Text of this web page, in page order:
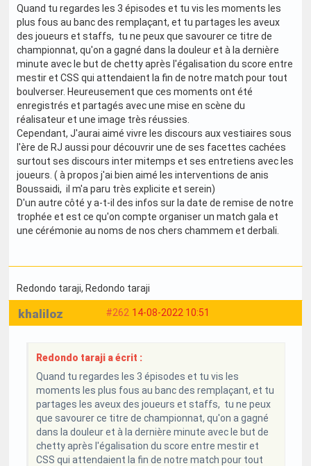
Quand tu regardes les 3 épisodes et tu vis les moments les
plus fous au banc des remplaçant, et tu partages les aveux
des joueurs et staffs, tu ne peux que savourer ce titre de
championnat, qu'on a gagné dans la douleur et à la dernière
minute avec le but de chetty après l'égalisation du score entre
mestir et CSS qui attendaient la fin de notre match pour tout
boulverser. Heureusement que ces moments ont été
enregistrés et partagés avec une mise en scène du
réalisateur et une image très réussies.
Cependant, J'aurai aimé vivre les discours aux vestiaires sous
l'ère de RJ aussi pour découvrir une de ses facettes cachées
surtout ses discours inter mitemps et ses entretiens avec les
joueurs. ( à propos j'ai bien aimé les interventions de anis
Boussaidi, il m'a paru très explicite et serein)
D'un autre côté y a-t-il des infos sur la date de remise de notre
trophée et est ce qu'on compte organiser un match gala et
une cérémonie au noms de nos chers chammem et derbali.
Redondo taraji, Redondo taraji
#262 14-08-2022 10:51
khaliloz
Redondo taraji a écrit :
Quand tu regardes les 3 épisodes et tu vis les
moments les plus fous au banc des remplaçant, et tu
partages les aveux des joueurs et staffs, tu ne peux
que savourer ce titre de championnat, qu'on a gagné
dans la douleur et à la dernière minute avec le but de
chetty après l'égalisation du score entre mestir et
CSS qui attendaient la fin de notre match pour tout